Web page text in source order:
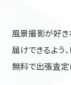
風景撮影が好き
届けできるよう
無料で出張査定